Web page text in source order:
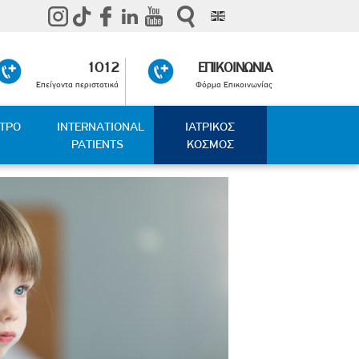
1012
Επείγοντα περιστατικά
ΕΠΙΚΟΙΝΩΝΙΑ
Φόρμα Επικοινωνίας
INTERNATIONAL
PATIENTS
ΙΑΤΡΙΚΟΣ
ΚΟΣΜΟΣ